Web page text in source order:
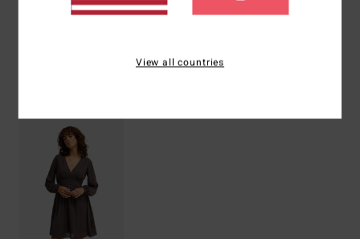
View all countries